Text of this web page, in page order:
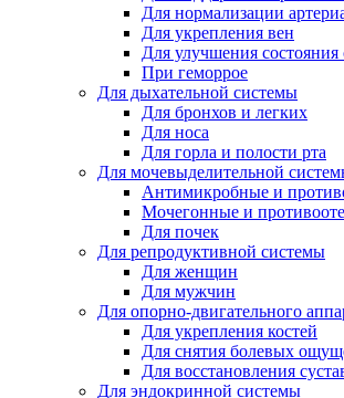
Для нормализации
Для укрепления вен
Для улучшения состояния
При геморрое
Для дыхательной системы
Для бронхов и легких
Для носа
Для горла и полости рта
Для мочевыделительной
Антимикробные и
Мочегонные и
Для почек
Для репродуктивной системы
Для женщин
Для мужчин
Для опорно-двигательного
Для укрепления костей
Для снятия болевых
Для восстановления
Для эндокринной системы